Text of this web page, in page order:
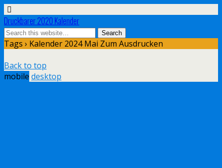
Druckbarer 2020 Kalender
Tags › Kalender 2024 Mai Zum Ausdrucken
Back to top
mobile desktop